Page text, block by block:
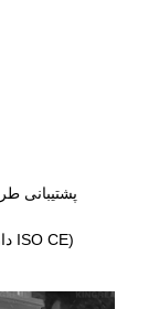
√ تضمین کیفیت ساخت ماشین (دارای گواهینامه ISO CE)